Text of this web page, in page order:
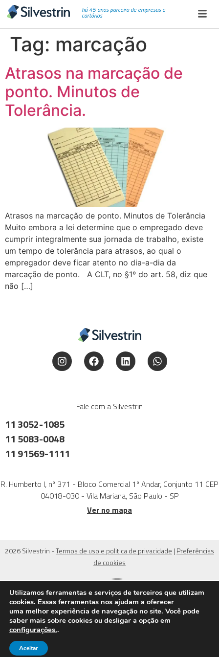
há 45 anos parceira de empresas e
cartórios
Tag: marcação
Atrasos na marcação de
ponto. Minutos de
Tolerância.
Atrasos na marcação de ponto. Minutos de Tolerância
Muito embora a lei determine que o empregado deve
cumprir integralmente sua jornada de trabalho, existe
um tempo de tolerância para atrasos, ao qual o
empregador deve ficar atento no dia-a-dia da
marcação de ponto. A CLT, no §1º do art. 58, diz que
não […]
Fale com a Silvestrin
11 3052-1085
11 5083-0048
11 91569-1111
R. Humberto I, nº 371 - Bloco Comercial 1º Andar, Conjunto 11 CEP
04018-030 - Vila Mariana, São Paulo - SP
Ver no mapa
2026 Silvestrin -Termos de uso e politica de privacidade | Preferências
de cookies
Utilizamos ferramentas e serviços de terceiros que utilizam
cookies. Essas ferramentas nos ajudam a oferecer
uma melhor experiência de navegação no site. Você pode
saber mais sobre cookies ou desligar a opção em
configurações..
Aceitar